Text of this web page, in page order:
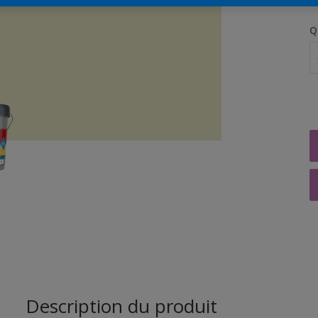
Description du produit